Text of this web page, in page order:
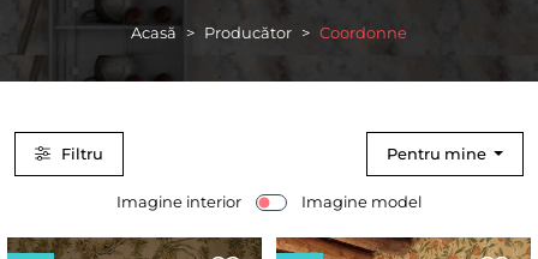
Acasă Producător Coordonne
Filtru Pentru mine
Imagine interior Imagine model